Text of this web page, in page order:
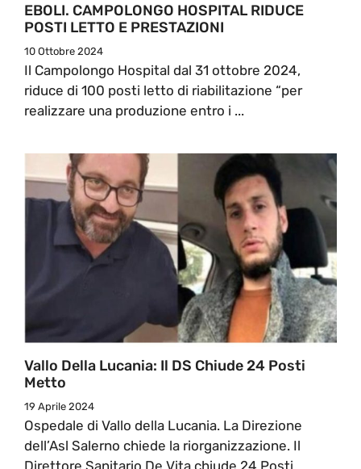
EBOLI. CAMPOLONGO HOSPITAL RIDUCE
POSTI LETTO E PRESTAZIONI
10 Ottobre 2024
Il Campolongo Hospital dal 31 ottobre 2024,
riduce di 100 posti letto di riabilitazione “per
realizzare una produzione entro i ...
Vallo Della Lucania: Il DS Chiude 24 Posti
Metto
19 Aprile 2024
Ospedale di Vallo della Lucania. La Direzione
dell’Asl Salerno chiede la riorganizzazione. Il
Direttore Sanitario De Vita chiude 24 Posti ...